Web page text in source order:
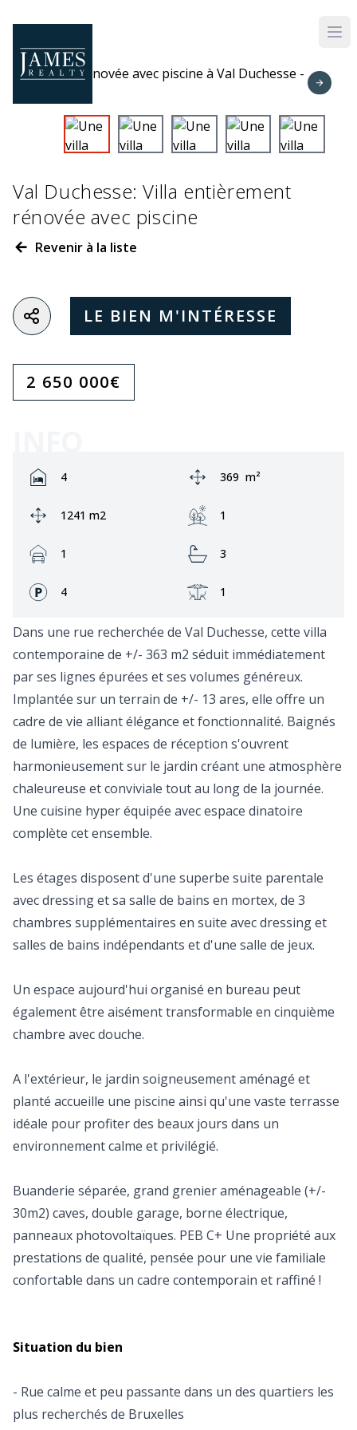
Val Duchesse: Villa entièrement
rénovée avec piscine
Revenir à la liste
LE BIEN M'INTÉRESSE
2 650 000€
Rooms:
4 Zone:
369 m²
Ground area:
1241 m2 Jardin:
1
Garage:
1 Bathrooms:
3
Façades:
4 Terrasse:
1
Dans une rue recherchée de Val Duchesse, cette villa
contemporaine de +/- 363 m2 séduit immédiatement
par ses lignes épurées et ses volumes généreux.
Implantée sur un terrain de +/- 13 ares, elle offre un
cadre de vie alliant élégance et fonctionnalité. Baignés
de lumière, les espaces de réception s'ouvrent
harmonieusement sur le jardin créant une atmosphère
chaleureuse et conviviale tout au long de la journée.
Une cuisine hyper équipée avec espace dinatoire
complète cet ensemble.
Les étages disposent d'une superbe suite parentale
avec dressing et sa salle de bains en mortex, de 3
chambres supplémentaires en suite avec dressing et
salles de bains indépendants et d'une salle de jeux.
Un espace aujourd'hui organisé en bureau peut
également être aisément transformable en cinquième
chambre avec douche.
A l'extérieur, le jardin soigneusement aménagé et
planté accueille une piscine ainsi qu'une vaste terrasse
idéale pour profiter des beaux jours dans un
environnement calme et privilégié.
Buanderie séparée, grand grenier aménageable (+/-
30m2) caves, double garage, borne électrique,
panneaux photovoltaïques. PEB C+ Une propriété aux
prestations de qualité, pensée pour une vie familiale
confortable dans un cadre contemporain et raffiné !
Situation du bien
- Rue calme et peu passante dans un des quartiers les
plus recherchés de Bruxelles